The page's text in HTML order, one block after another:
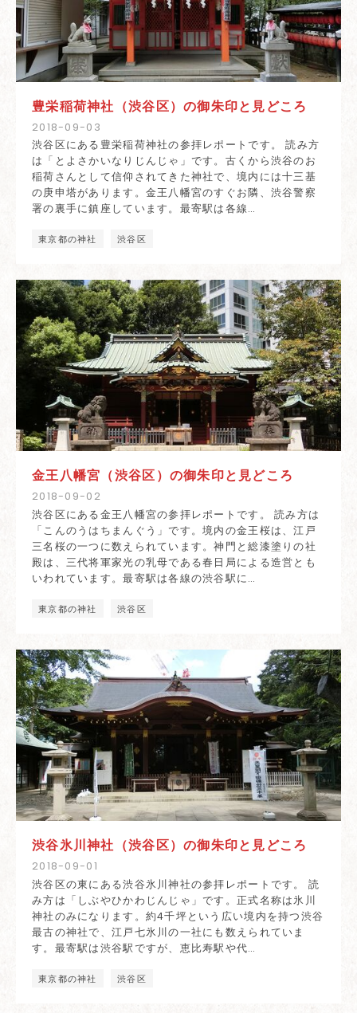
2018-09-03
豊栄稲荷神社（渋谷区）の御朱印と見どころ
東京都の神社 渋谷区
渋谷区にある豊栄稲荷神社の参拝レポートです。 読み方
は「とよさかいなりじんじゃ」です。古くから渋谷のお
稲荷さんとして信仰されてきた神社で、境内には十三基
の庚申塔があります。金王八幡宮のすぐお隣、渋谷警察
署の裏手に鎮座しています。最寄駅は各線…
2018-09-02
金王八幡宮（渋谷区）の御朱印と見どころ
東京都の神社 渋谷区
渋谷区にある金王八幡宮の参拝レポートです。 読み方は
「こんのうはちまんぐう」です。境内の金王桜は、江戸
三名桜の一つに数えられています。神門と総漆塗りの社
殿は、三代将軍家光の乳母である春日局による造営とも
いわれています。最寄駅は各線の渋谷駅に…
2018-09-01
渋谷氷川神社（渋谷区）の御朱印と見どころ
東京都の神社 渋谷区
渋谷区の東にある渋谷氷川神社の参拝レポートです。 読
み方は「しぶやひかわじんじゃ」です。正式名称は氷川
神社のみになります。約4千坪という広い境内を持つ渋谷
最古の神社で、江戸七氷川の一社にも数えられていま
す。最寄駅は渋谷駅ですが、恵比寿駅や代…